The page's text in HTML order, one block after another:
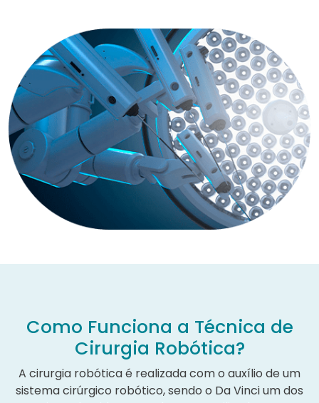
Como Funciona a Técnica de
Cirurgia Robótica?
A cirurgia robótica é realizada com o auxílio de um
sistema cirúrgico robótico, sendo o Da Vinci um dos